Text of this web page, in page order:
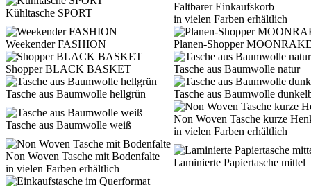
Kühltasche SPORT
Faltbarer Einkaufskorb
in vielen Farben erhältlich
Weekender FASHION Planen-Shopper
Shopper BLACK BASKET Tasche aus Baumwolle natur
Tasche aus Baumwolle hellgrün Tasche aus Baumwolle
Tasche aus Baumwolle weiß
Non Woven Tasche kurze
in vielen Farben erhältlich
Non Woven Tasche mit Bodenfalte
in vielen Farben erhältlich
Laminierte Papiertasche mittel